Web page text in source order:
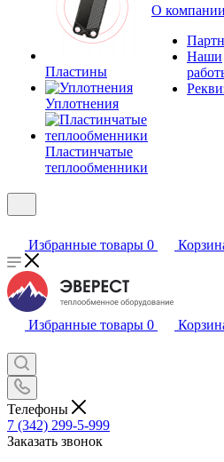
Пластины
Уплотнения
Пластинчатые
теплообменники
О компании
Наши
Избранные товары 0
Избранные товары 0
Телефоны
7 (342) 299-5-999
Заказать звонок